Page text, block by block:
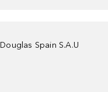
Douglas Spain S.A.U